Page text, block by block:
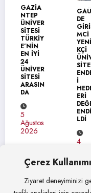
Çerez Kullanımı
Ziyaret deneyiminizi
MANŞET
GAZİA
NTEP
ÜNİVER
SİTESİ
TÜRKİY
E’NİN
EN İYİ
24
ÜNİVER
SİTESİ
ARASIN
DA
5
Ağustos
2026
DE
MCİ
KÇİ
SİTE
ERİ
LDİ
4